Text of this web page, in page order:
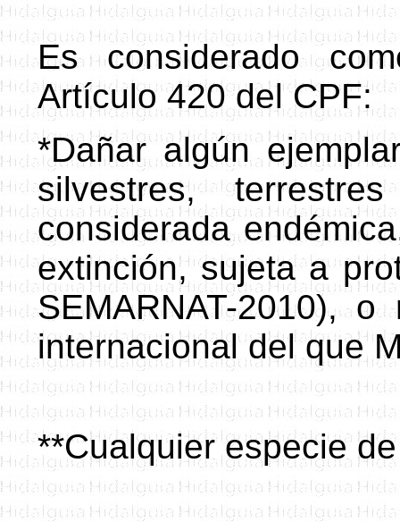
Esconsiderado
Artículo 420 del CPF:
*Dañar algún
silvestres,
considerada
extinción, sujeta a
SEMARNAT-2010), o
internacional del que
**Cualquier especie